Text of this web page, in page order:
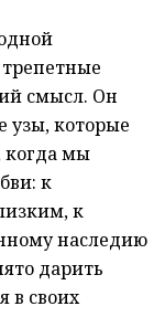
трепетные
смысл. Он
узы, которые
когда мы
к
к
наследию
дарить
в своих